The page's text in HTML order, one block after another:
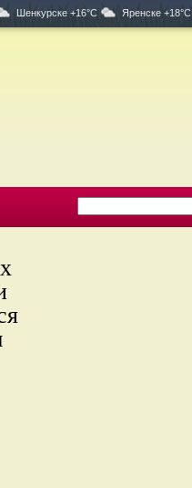
Шенкурске +16°C Яренске +18°C